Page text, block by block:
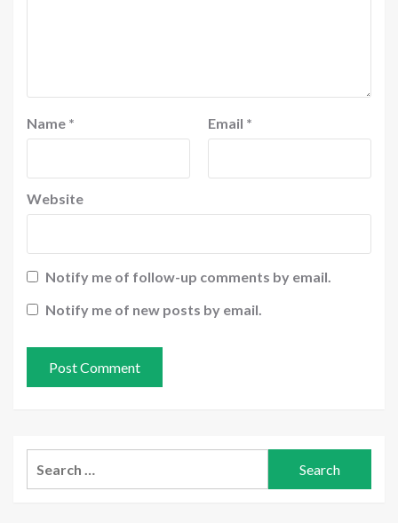
Name * Email *
Website
Notify me of follow-up comments by email.
Notify me of new posts by email.